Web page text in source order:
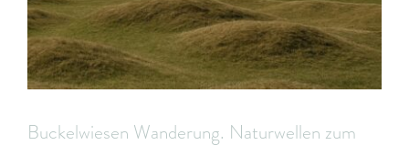
Buckelwiesen Wanderung. Naturwellen zum